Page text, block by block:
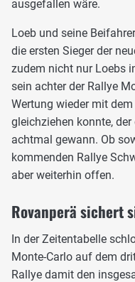
ausgefallen wäre.
Loeb und seine
die ersten Sieger der
zudem nicht nur Loebs
sein achter der Rallye
Wertung wieder mit
gleichziehen konnte,
achtmal gewann. Ob
kommenden Rallye
aber weiterhin offen.
Rovanperä sichert
In der Zeitentabelle
Monte-Carlo auf dem
Rallye damit den